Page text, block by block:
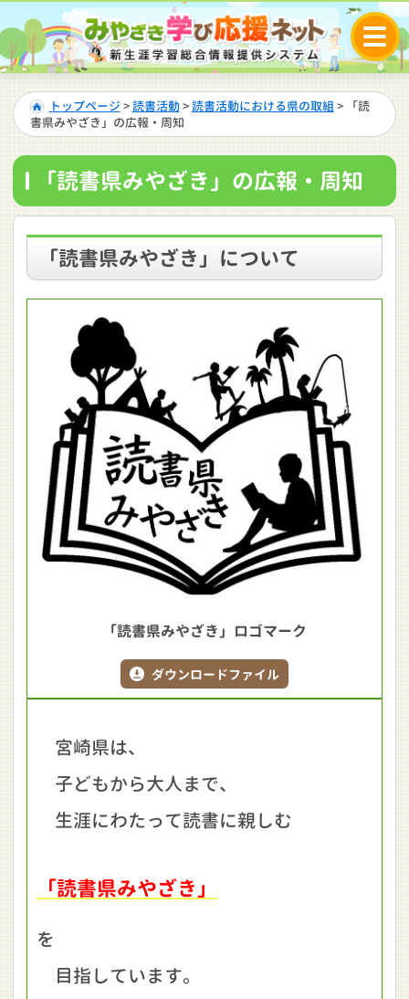
トップページ >読書活動>読書活動における県の取組> 「読
書県みやざき」の広報・周知
「読書県みやざき」の広報・周知
「読書県みやざき」について
「読書県みやざき」ロゴマーク
ダウンロードファイル
宮崎県は、
子どもから大人まで、
生涯にわたって読書に親しむ
「読書県みやざき」
を
目指しています。